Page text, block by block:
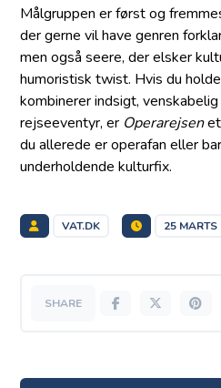
Målgruppen er først og
der gerne vil have genren
men også seere, der elsker
humoristisk twist. Hvis du
kombinerer indsigt,
rejseeventyr, er Operarejsenet
du allerede er operafan eller
underholdende kulturfix.
VAT.DK 25 MARTS